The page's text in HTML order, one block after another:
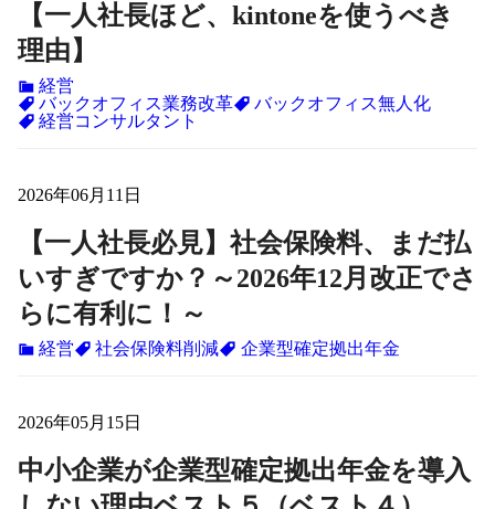
【一人社長ほど、kintoneを使うべき
理由】
経営
バックオフィス業務改革
バックオフィス無人化
経営コンサルタント
2026年06月11日
【一人社長必見】社会保険料、まだ払
いすぎですか？～2026年12月改正でさ
らに有利に！～
経営 社会保険料削減 企業型確定拠出年金
2026年05月15日
中小企業が企業型確定拠出年金を導入